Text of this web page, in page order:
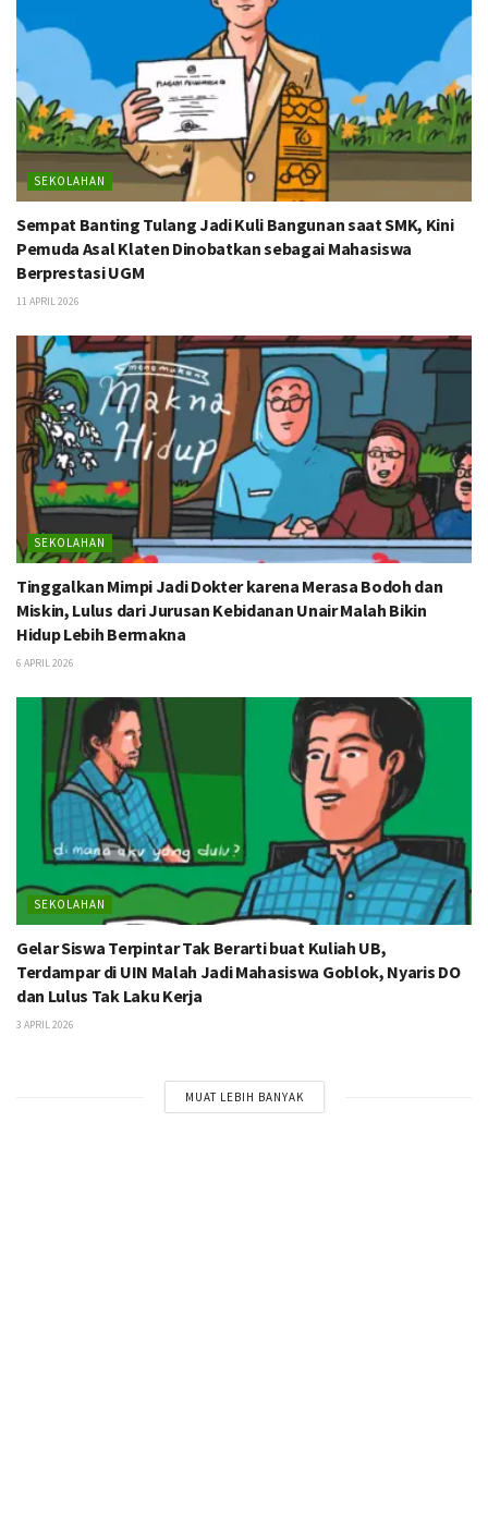
SEKOLAHAN
Sempat Banting Tulang Jadi Kuli Bangunan saat SMK, Kini
Pemuda Asal Klaten Dinobatkan sebagai Mahasiswa
Berprestasi UGM
11 APRIL 2026
SEKOLAHAN
Tinggalkan Mimpi Jadi Dokter karena Merasa Bodoh dan
Miskin, Lulus dari Jurusan Kebidanan Unair Malah Bikin
Hidup Lebih Bermakna
6 APRIL 2026
SEKOLAHAN
Gelar Siswa Terpintar Tak Berarti buat Kuliah UB,
Terdampar di UIN Malah Jadi Mahasiswa Goblok, Nyaris DO
dan Lulus Tak Laku Kerja
3 APRIL 2026
MUAT LEBIH BANYAK